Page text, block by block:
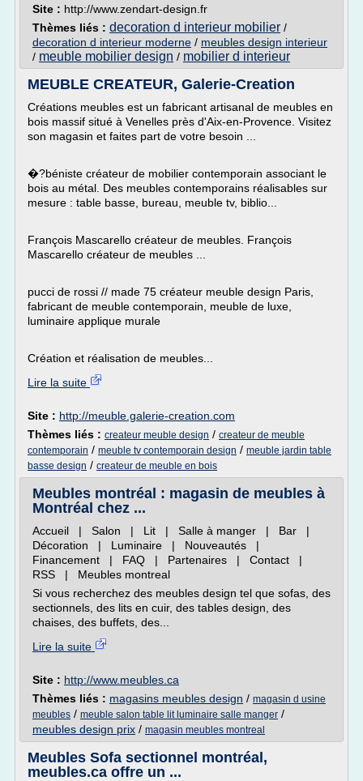
Site : http://www.zendart-design.fr
Thèmes liés : decoration d interieur mobilier /
decoration d interieur moderne / meubles design interieur
/ meuble mobilier design / mobilier d interieur
MEUBLE CREATEUR, Galerie-Creation
Créations meubles est un fabricant artisanal de meubles en
bois massif situé à Venelles près d'Aix-en-Provence. Visitez
son magasin et faites part de votre besoin ...
�?béniste créateur de mobilier contemporain associant le
bois au métal. Des meubles contemporains réalisables sur
mesure : table basse, bureau, meuble tv, biblio...
François Mascarello créateur de meubles. François
Mascarello créateur de meubles ...
pucci de rossi // made 75 créateur meuble design Paris,
fabricant de meuble contemporain, meuble de luxe,
luminaire applique murale
Création et réalisation de meubles...
Lire la suite
Site : http://meuble.galerie-creation.com
Thèmes liés : createur meuble design / createur de meuble
contemporain / meuble tv contemporain design / meuble jardin table
basse design / createur de meuble en bois
Meubles montréal : magasin de meubles à
Montréal chez ...
Accueil | Salon | Lit | Salle à manger | Bar |
Décoration | Luminaire | Nouveautés |
Financement | FAQ | Partenaires | Contact |
RSS | Meubles montreal
Si vous recherchez des meubles design tel que sofas, des
sectionnels, des lits en cuir, des tables design, des
chaises, des buffets, des...
Lire la suite
Site : http://www.meubles.ca
Thèmes liés : magasins meubles design / magasin d usine
meubles / meuble salon table lit luminaire salle manger /
meubles design prix / magasin meubles montreal
Meubles Sofa sectionnel montréal,
meubles.ca offre un ...